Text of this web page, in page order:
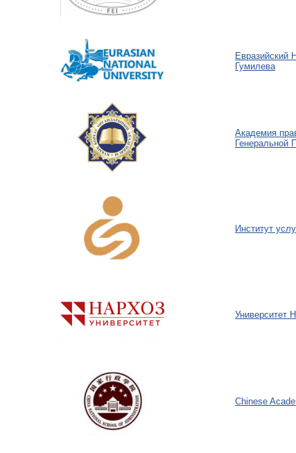
Евразийский
Гумилева
Академия
Генеральной
Институт
Университет
Chinese